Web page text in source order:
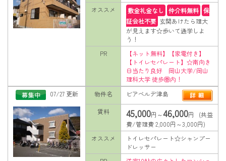
オススメ
敷金礼金なし 仲介料無料 保
証会社不要 玄関あけたら理大
が見えます☆歩いて通学しよ
う！
PR
【ネット無料】【家電付き】
【トイレセパレート】☆南向き
日当たり良好 岡山大学/岡山
理科大学 徒歩圏内！
07/27 更新
物件名 ビアベルデ津島
賃料 45,000円～46,000円 (共益
費/管理費 2,000円～3,000円)
オススメ
トイレセパレート☆シャンプー
ドレッサー